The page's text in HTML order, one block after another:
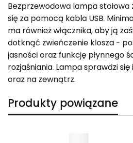
Bezprzewodowa lampa stołowa
się za pomocą kabla USB.
ma również włącznika, aby ją
dotknąć zwieńczenie klosza -
jasności oraz funkcję płynnego
rozjaśniania. Lampa sprawdzi
oraz na zewnątrz.
Produkty powiązane